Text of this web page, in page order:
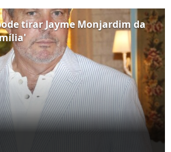
Família", respectivamente....
tirar Jayme Monjardim da